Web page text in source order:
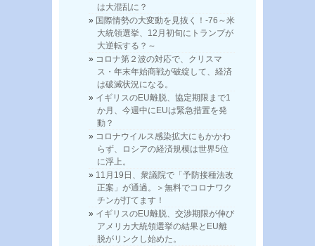
は大混乱に？
国際情勢の大変動を見抜く！-76～米
大統領選挙、12月初旬にトランプが
大逆転する？～
コロナ第２波の対応で、クリスマ
ス・年末年始商戦が破綻して、経済
は破滅状況になる。
イギリスのEU離脱、協定期限まで1
か月、今週中にEUは緊急措置を発
動？
コロナウイルス感染拡大にもかかわ
らず、ロシアの経済規模は世界5位
に浮上。
11月19日、衆議院で「予防接種法改
正案」が通過。＞無料でコロナワク
チンが打てます！
イギリスのEU離脱、交渉期限が伸び
アメリカ大統領選挙の結果とEU離
脱がリンクし始めた。